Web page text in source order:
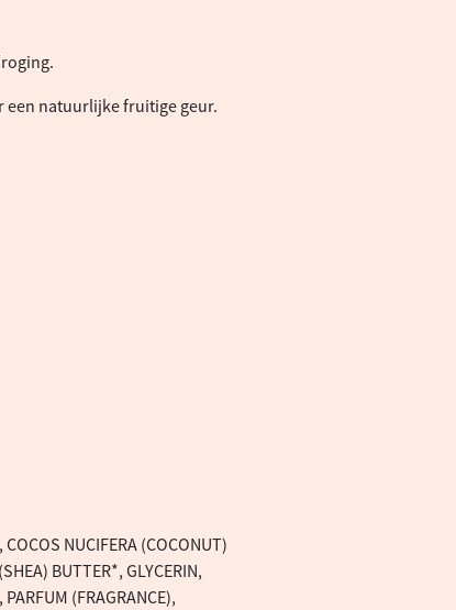
een natuurlijke fruitige geur.
NUCIFERA (COCONUT)
BUTTER*, GLYCERIN,
(FRAGRANCE),